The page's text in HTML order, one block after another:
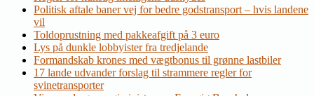
Politisk aftale baner vej for bedre godstransport – hvis landene
vil
Toldoprustning med pakkeafgift på 3 euro
Lys på dunkle lobbyister fra tredjelande
Formandskab krones med vægtbonus til grønne lastbiler
17 lande udvander forslag til strammere regler for
svinetransporter